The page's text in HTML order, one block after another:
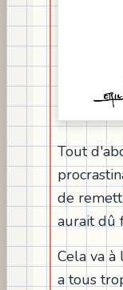
Tout
de
aurait dû
Cela va
a tous